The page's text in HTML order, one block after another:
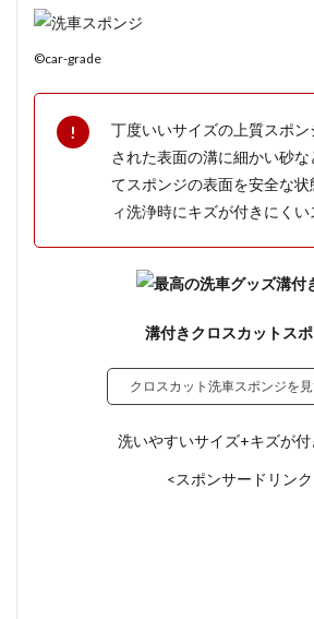
©car-grade
丁度いいサイズの上質スポン
された表面の溝に細かい砂
てスポンジの表面を安全な
ィ洗浄時にキズが付きにくい
溝付
溝付きクロスカットス
クロスカット洗車スポンジを
洗いやすいサイズ+キズが
<スポンサードリン